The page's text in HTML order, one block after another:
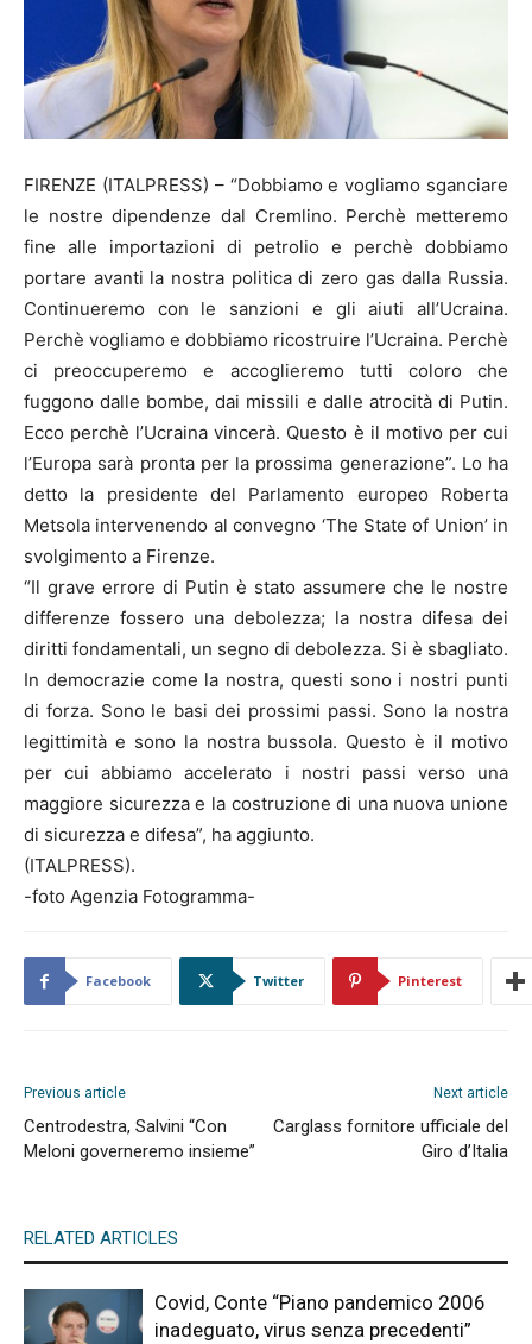
FIRENZE (ITALPRESS) – “Dobbiamo e vogliamo sganciare
le nostre dipendenze dal Cremlino. Perchè metteremo
fine alle importazioni di petrolio e perchè dobbiamo
portare avanti la nostra politica di zero gas dalla Russia.
Continueremo con le sanzioni e gli aiuti all’Ucraina.
Perchè vogliamo e dobbiamo ricostruire l’Ucraina. Perchè
ci preoccuperemo e accoglieremo tutti coloro che
fuggono dalle bombe, dai missili e dalle atrocità di Putin.
Ecco perchè l’Ucraina vincerà. Questo è il motivo per cui
l’Europa sarà pronta per la prossima generazione”. Lo ha
detto la presidente del Parlamento europeo Roberta
Metsola intervenendo al convegno ‘The State of Union’ in
svolgimento a Firenze.
“Il grave errore di Putin è stato assumere che le nostre
differenze fossero una debolezza; la nostra difesa dei
diritti fondamentali, un segno di debolezza. Si è sbagliato.
In democrazie come la nostra, questi sono i nostri punti
di forza. Sono le basi dei prossimi passi. Sono la nostra
legittimità e sono la nostra bussola. Questo è il motivo
per cui abbiamo accelerato i nostri passi verso una
maggiore sicurezza e la costruzione di una nuova unione
di sicurezza e difesa”, ha aggiunto.
(ITALPRESS).
-foto Agenzia Fotogramma-
Facebook Twitter Pinterest
Previous article
Centrodestra, Salvini “Con
Meloni governeremo insieme”
Next article
Carglass fornitore ufficiale del
Giro d’Italia
RELATED ARTICLES
Covid, Conte “Piano pandemico 2006
inadeguato, virus senza precedenti”